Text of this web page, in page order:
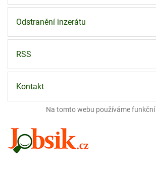
Odstranění inzerátu
RSS
Kontakt
Na tomto webu používáme funkční